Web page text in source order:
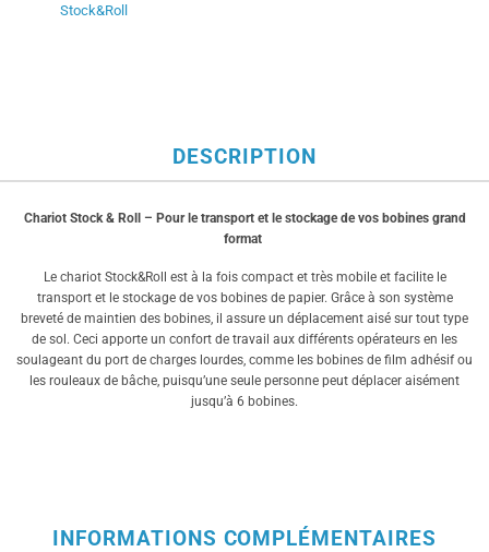
Stock&Roll
DESCRIPTION
Chariot Stock & Roll – Pour le transport et le stockage de vos bobines grand
format
Le chariot Stock&Roll est à la fois compact et très mobile et facilite le
transport et le stockage de vos bobines de papier. Grâce à son système
breveté de maintien des bobines, il assure un déplacement aisé sur tout type
de sol. Ceci apporte un confort de travail aux différents opérateurs en les
soulageant du port de charges lourdes, comme les bobines de film adhésif ou
les rouleaux de bâche, puisqu’une seule personne peut déplacer aisément
jusqu’à 6 bobines.
INFORMATIONS COMPLÉMENTAIRES